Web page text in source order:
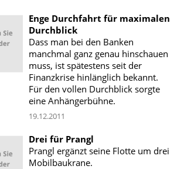
Enge Durchfahrt für maximalen
Durchblick
Dass man bei den Banken
manchmal ganz genau hinschauen
muss, ist spätestens seit der
Finanzkrise hinlänglich bekannt.
Für den vollen Durchblick sorgte
eine Anhängerbühne.
19.12.2011
Drei für Prangl
Prangl ergänzt seine Flotte um drei
Mobilbaukrane.